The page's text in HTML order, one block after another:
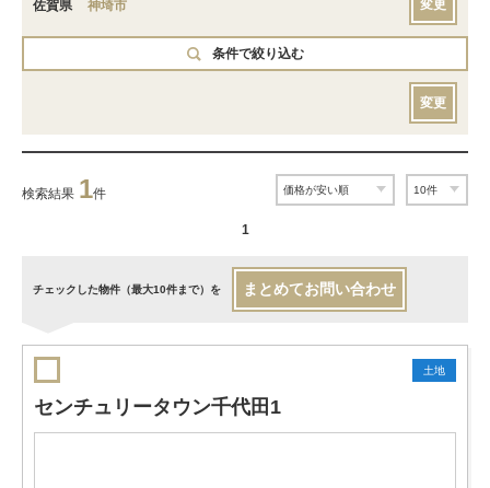
佐賀県 神埼市 変更
条件で絞り込む
変更
検索結果 1件
1
チェックした物件（最大10件まで）を まとめてお問い合わせ
土地
センチュリータウン千代田1